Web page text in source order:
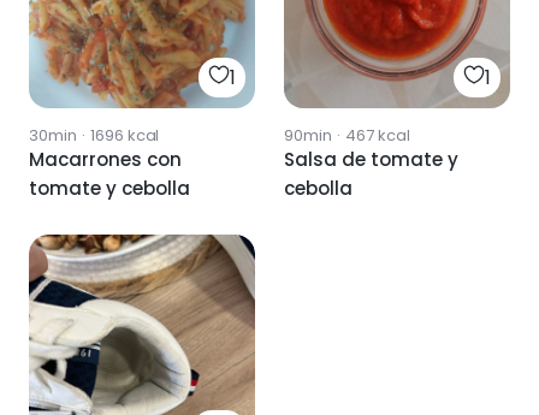
1
30min · 1696 kcal
Macarrones con
tomate y cebolla
1
90min · 467kcal
Salsa de tomate y
cebolla